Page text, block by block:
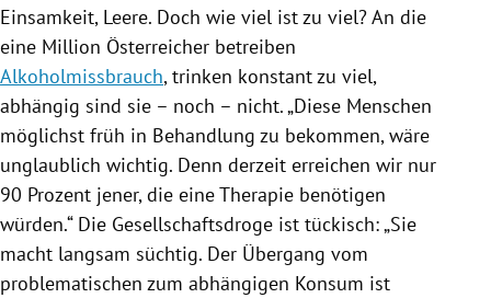
Einsamkeit, Leere. Doch wie viel ist zu viel? An die
eine Million Österreicher betreiben
Alkoholmissbrauch, trinken konstant zu viel,
abhängig sind sie – noch – nicht. „Diese Menschen
möglichst früh in Behandlung zu bekommen, wäre
unglaublich wichtig. Denn derzeit erreichen wir nur
90 Prozent jener, die eine Therapie benötigen
würden.“ Die Gesellschaftsdroge ist tückisch: „Sie
macht langsam süchtig. Der Übergang vom
problematischen zum abhängigen Konsum ist